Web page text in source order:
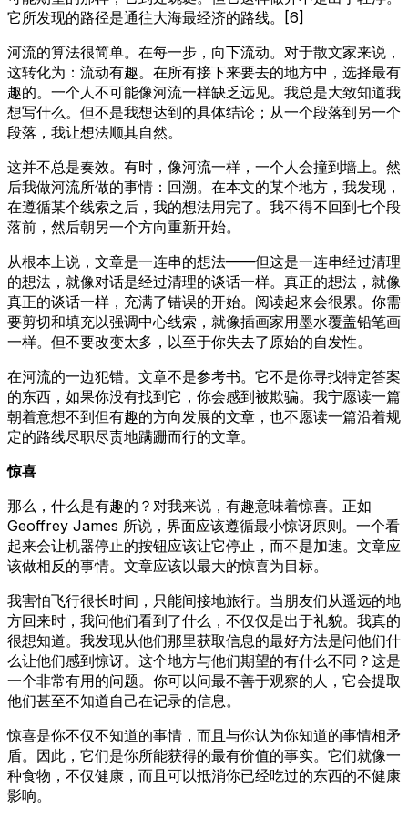
它所发现的路径是通往大海最经济的路线。[6]
河流的算法很简单。在每一步，向下流动。对于散文家来说，
这转化为：流动有趣。在所有接下来要去的地方中，选择最有
趣的。一个人不可能像河流一样缺乏远见。我总是大致知道我
想写什么。但不是我想达到的具体结论；从一个段落到另一个
段落，我让想法顺其自然。
这并不总是奏效。有时，像河流一样，一个人会撞到墙上。然
后我做河流所做的事情：回溯。在本文的某个地方，我发现，
在遵循某个线索之后，我的想法用完了。我不得不回到七个段
落前，然后朝另一个方向重新开始。
从根本上说，文章是一连串的想法——但这是一连串经过清理
的想法，就像对话是经过清理的谈话一样。真正的想法，就像
真正的谈话一样，充满了错误的开始。阅读起来会很累。你需
要剪切和填充以强调中心线索，就像插画家用墨水覆盖铅笔画
一样。但不要改变太多，以至于你失去了原始的自发性。
在河流的一边犯错。文章不是参考书。它不是你寻找特定答案
的东西，如果你没有找到它，你会感到被欺骗。我宁愿读一篇
朝着意想不到但有趣的方向发展的文章，也不愿读一篇沿着规
定的路线尽职尽责地蹒跚而行的文章。
惊喜
那么，什么是有趣的？对我来说，有趣意味着惊喜。正如
Geoffrey James 所说，界面应该遵循最小惊讶原则。一个看
起来会让机器停止的按钮应该让它停止，而不是加速。文章应
该做相反的事情。文章应该以最大的惊喜为目标。
我害怕飞行很长时间，只能间接地旅行。当朋友们从遥远的地
方回来时，我问他们看到了什么，不仅仅是出于礼貌。我真的
很想知道。我发现从他们那里获取信息的最好方法是问他们什
么让他们感到惊讶。这个地方与他们期望的有什么不同？这是
一个非常有用的问题。你可以问最不善于观察的人，它会提取
他们甚至不知道自己在记录的信息。
惊喜是你不仅不知道的事情，而且与你认为你知道的事情相矛
盾。因此，它们是你所能获得的最有价值的事实。它们就像一
种食物，不仅健康，而且可以抵消你已经吃过的东西的不健康
影响。